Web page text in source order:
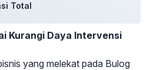
Total
Kurangi Daya Intervensi
yang melekat pada Bulog